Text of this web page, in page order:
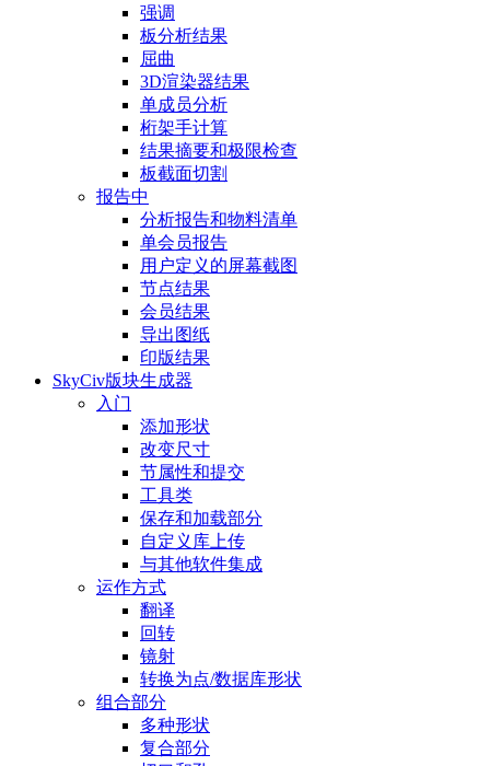
强调
板分析结果
屈曲
3D渲染器结果
单成员分析
桁架手计算
结果摘要和极限检查
板截面切割
报告中
分析报告和物料清单
单会员报告
用户定义的屏幕截图
节点结果
会员结果
导出图纸
印版结果
SkyCiv版块生成器
入门
添加形状
改变尺寸
节属性和提交
工具类
保存和加载部分
自定义库上传
与其他软件集成
运作方式
翻译
回转
镜射
转换为点/数据库形状
组合部分
多种形状
复合部分